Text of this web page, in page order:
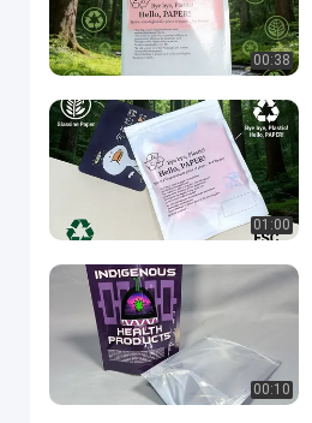
00:38
01:00
00:10